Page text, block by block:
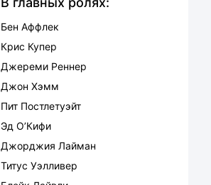
Бен Аффлек
Крис Купер
Джереми Реннер
Джон Хэмм
Пит Постлетуэйт
Эд О’Кифи
Джорджия Лайман
Титус Уэлливер